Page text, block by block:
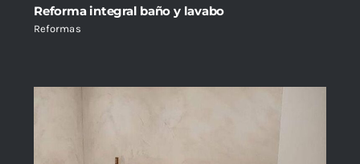
Reforma integral baño y lavabo
Reformas